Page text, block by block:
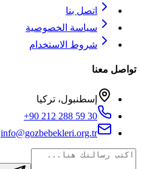
اتصل بنا
سياسة الخصوصية
شروط الاستخدام
تواصل معنا
إسطنبول، تركيا
+90 212 288 59 30
info@gozbebekleri.org.tr